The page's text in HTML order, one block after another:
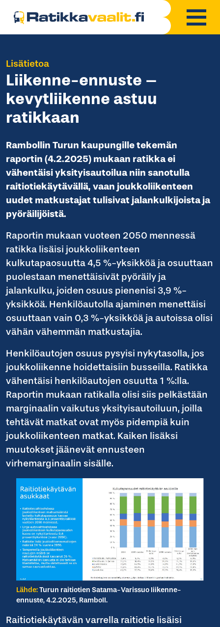
Lisätietoa
Liikenne-ennuste –
kevytliikenne astuu
ratikkaan
Rambollin Turun kaupungille tekemän
raportin (4.2.2025) mukaan ratikka ei
vähentäisi yksityisautoilua niin sanotulla
raitiotiekäytävällä, vaan joukkoliikenteen
uudet matkustajat tulisivat jalankulkijoista ja
pyöräilijöistä.
Raportin mukaan vuoteen 2050 mennessä
ratikka lisäisi joukkoliikenteen
kulkutapaosuutta 4,5 %-yksikköä ja osuuttaan
puolestaan menettäisivät pyöräily ja
jalankulku, joiden osuus pienenisi 3,9 %-
yksikköä. Henkilöautolla ajaminen menettäisi
osuuttaan vain 0,3 %-yksikköä ja autoissa olisi
vähän vähemmän matkustajia.
Henkilöautojen osuus pysyisi nykytasolla, jos
joukkoliikenne hoidettaisiin busseilla. Ratikka
vähentäisi henkilöautojen osuutta 1 %:lla.
Raportin mukaan ratikalla olisi siis pelkästään
marginaalin vaikutus yksityisautoiluun, joilla
tehtävät matkat ovat myös pidempiä kuin
joukkoliikenteen matkat. Kaiken lisäksi
muutokset jäänevät ennusteen
virhemarginaalin sisälle.
Lähde:Turun raitiotien Satama-Varissuo liikenne-
ennuste, 4.2.2025, Ramboll.
Raitiotiekäytävän varrella raitiotie lisäisi